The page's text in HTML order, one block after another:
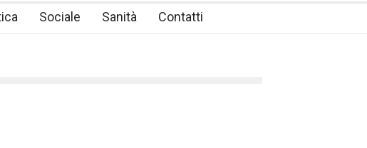
Sociale Sanità Contatti